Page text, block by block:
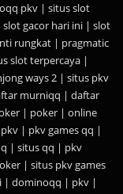
pkv | situs slot
slot gacor hari ini | slot
rungkat | pragmatic
slot terpercaya |
ways 2 | situs pkv
murniqq | daftar
| poker | online
| pkv games qq |
| situs qq | pkv
| situs pkv games
| dominoqq | pkv |